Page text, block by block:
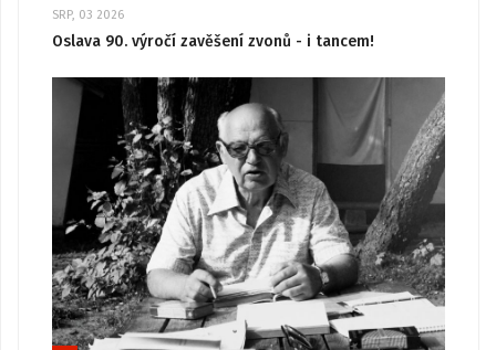
SRP, 03 2026
Oslava 90. výročí zavěšení zvonů - i tancem!